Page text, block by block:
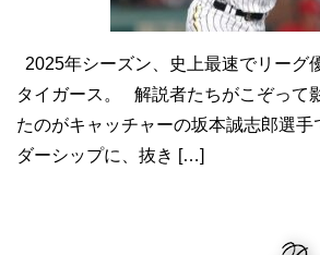
2025年シーズン、史上最速でリーグ
タイガース。 解説者たちがこぞって
たのがキャッチャーの坂本誠志郎選
ダーシップに、抜き […]